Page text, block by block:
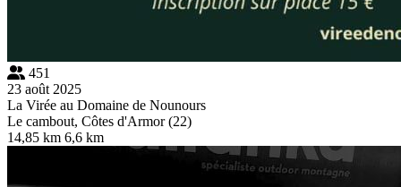
451
23 août 2025
La Virée au Domaine de Nounours
Le cambout, Côtes d'Armor (22)
14,85 km 6,6 km